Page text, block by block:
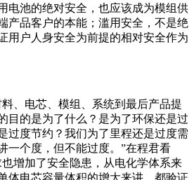
电池的绝对安全，也应该成为模组供
产品客户的本能；滥用安全，不是绝
用户人身安全为前提的相对安全作为
、电芯、模组、系统到最后产品提
目的是为了什么？是为了环保还是过
过度节约？我们为了里程还是过度需
一个度，但不能过度。”在程君看
增加了安全隐患，从电化学体系来
体电芯容量体积的增大来讲，都验证